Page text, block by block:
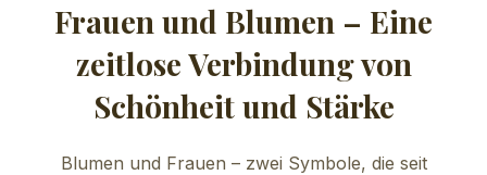
Frauen und Blumen – Eine
zeitlose Verbindung von
Schönheit und Stärke
Blumen und Frauen – zwei Symbole, die seit